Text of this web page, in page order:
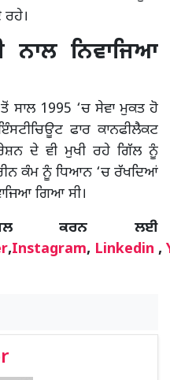
ਰਹੇ।
ਨਾਲ ਨਿਵਾਜਿਆ
ਸਾਲ 1995 ‘ਚ ਸੇਵਾ ਮੁਕਤ ਹੋ
ਫਾਰ ਕਾਨਫੀਲੈਕਟ
ਦੇ ਵੀ ਮੁਖੀ ਰਹੇ ਗਿੱਲ ਨੂੰ
ਕੰਮ ਨੂੰ ਧਿਆਨ ‘ਚ ਰੱਖਦਿਆਂ
ਗਿਆ ਸੀ।
ਕਰਨ ਲਈ
,Instagram, Linkedin ,